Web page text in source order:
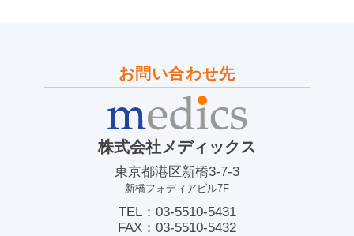
お問い合わせ先
株式会社メディックス
東京都港区新橋3-7-3
新橋フォディアビル7F
TEL：03-5510-5431
FAX：03-5510-5432